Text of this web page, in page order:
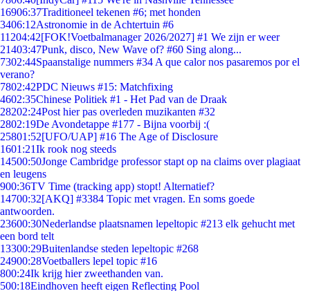
16906:37Traditioneel tekenen #6; met honden
3406:12Astronomie in de Achtertuin #6
11204:42[FOK!Voetbalmanager 2026/2027] #1 We zijn er weer
21403:47Punk, disco, New Wave of? #60 Sing along...
7302:44Spaanstalige nummers #34 A que calor nos pasaremos por el
verano?
7802:42PDC Nieuws #15: Matchfixing
4602:35Chinese Politiek #1 - Het Pad van de Draak
28202:24Post hier pas overleden muzikanten #32
2802:19De Avondetappe #177 - Bijna voorbij :(
25801:52[UFO/UAP] #16 The Age of Disclosure
1601:21Ik rook nog steeds
14500:50Jonge Cambridge professor stapt op na claims over plagiaat
en leugens
900:36TV Time (tracking app) stopt! Alternatief?
14700:32[AKQ] #3384 Topic met vragen. En soms goede
antwoorden.
23600:30Nederlandse plaatsnamen lepeltopic #213 elk gehucht met
een bord telt
13300:29Buitenlandse steden lepeltopic #268
24900:28Voetballers lepel topic #16
800:24Ik krijg hier zweethanden van.
500:18Eindhoven heeft eigen Reflecting Pool